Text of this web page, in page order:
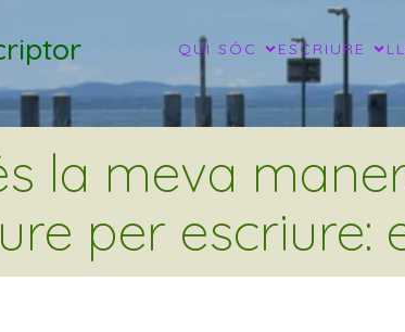
QUI SÓC ESCRIURE
la meva
per escriure: